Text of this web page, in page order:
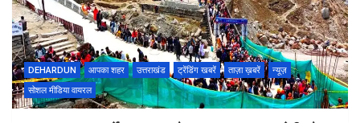
DEHARDUN आपका शहर उत्तराखंड ट्रेंडिंग खबरें ताज़ा ख़बरें
न्यूज़
सोशल मीडिया वायरल